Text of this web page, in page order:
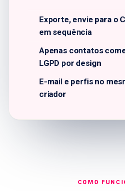
Exporte, envie para o
em sequência
Apenas contatos
LGPD por design
E-mail e perfis no
criador
COMO